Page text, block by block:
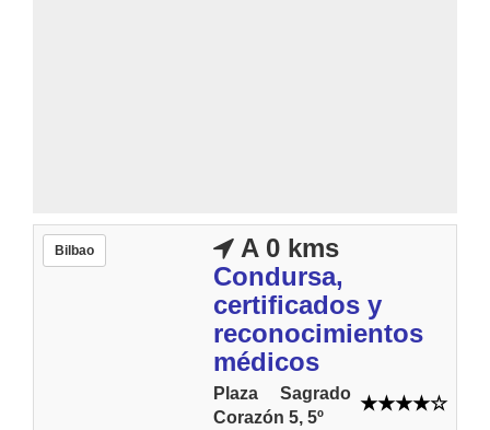
Bilbao
A 0 kms
Condursa,
certificados y
reconocimientos
médicos
Plaza Sagrado
Corazón 5, 5º